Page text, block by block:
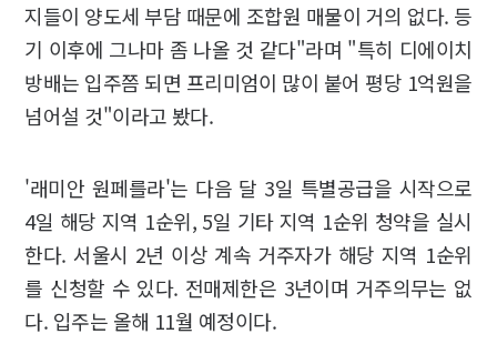
지들이 양도세 부담 때문에 조합원 매물이 거의 없다. 등
기 이후에 그나마 좀 나올 것 같다"라며 "특히 디에이치
방배는 입주쯤 되면 프리미엄이 많이 붙어 평당 1억원을
넘어설 것"이라고 봤다.
'래미안 원페를라'는 다음 달 3일 특별공급을 시작으로
4일 해당 지역 1순위, 5일 기타 지역 1순위 청약을 실시
한다. 서울시 2년 이상 계속 거주자가 해당 지역 1순위
를 신청할 수 있다. 전매제한은 3년이며 거주의무는 없
다. 입주는 올해 11월 예정이다.